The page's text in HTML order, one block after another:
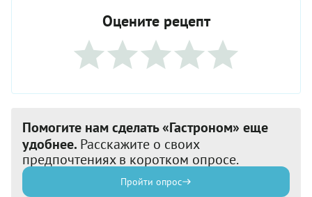
Оцените рецепт
Помогите нам сделать «Гастроном» еще
удобнее. Расскажите о своих
предпочтениях в коротком опросе.
Пройти опрос